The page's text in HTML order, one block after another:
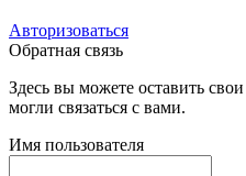
Авторизоваться
Обратная связь
Здесь вы можете оставить
могли связаться с вами.
Имя пользователя